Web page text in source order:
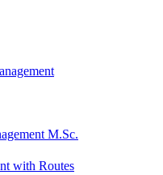
M.Sc.
with Routes